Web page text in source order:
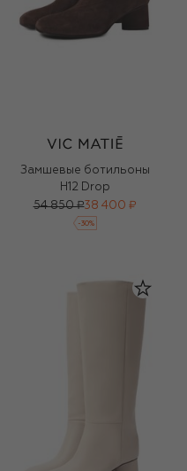
Замшевые ботильоны
H12 Drop
54 850 ₽38 400 ₽
-30%